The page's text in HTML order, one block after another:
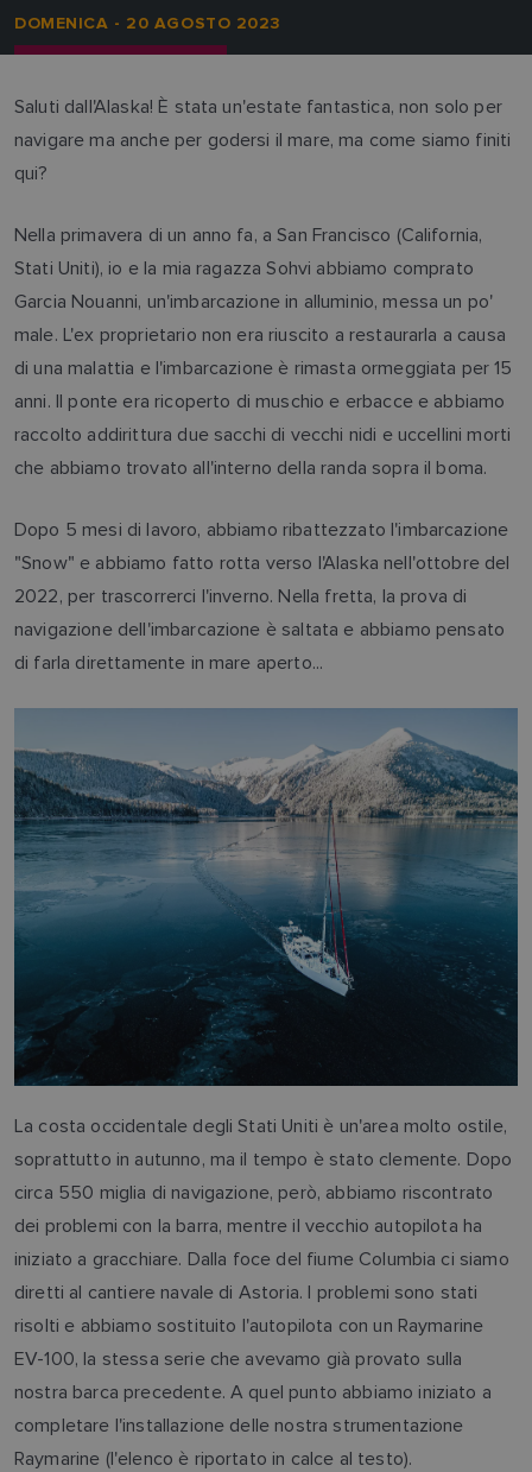
DOMENICA - 20 AGOSTO 2023
Saluti dall'Alaska! È stata un'estate fantastica, non solo per
navigare ma anche per godersi il mare, ma come siamo finiti
qui?
Nella primavera di un anno fa, a San Francisco (California,
Stati Uniti), io e la mia ragazza Sohvi abbiamo comprato
Garcia Nouanni, un'imbarcazione in alluminio, messa un po'
male. L'ex proprietario non era riuscito a restaurarla a causa
di una malattia e l'imbarcazione è rimasta ormeggiata per 15
anni. Il ponte era ricoperto di muschio e erbacce e abbiamo
raccolto addirittura due sacchi di vecchi nidi e uccellini morti
che abbiamo trovato all'interno della randa sopra il boma.
Dopo 5 mesi di lavoro, abbiamo ribattezzato l'imbarcazione
"Snow" e abbiamo fatto rotta verso l'Alaska nell'ottobre del
2022, per trascorrerci l'inverno. Nella fretta, la prova di
navigazione dell'imbarcazione è saltata e abbiamo pensato
di farla direttamente in mare aperto...
La costa occidentale degli Stati Uniti è un'area molto ostile,
soprattutto in autunno, ma il tempo è stato clemente. Dopo
circa 550 miglia di navigazione, però, abbiamo riscontrato
dei problemi con la barra, mentre il vecchio autopilota ha
iniziato a gracchiare. Dalla foce del fiume Columbia ci siamo
diretti al cantiere navale di Astoria. I problemi sono stati
risolti e abbiamo sostituito l'autopilota con un Raymarine
EV-100, la stessa serie che avevamo già provato sulla
nostra barca precedente. A quel punto abbiamo iniziato a
completare l'installazione delle nostra strumentazione
Raymarine (l'elenco è riportato in calce al testo).